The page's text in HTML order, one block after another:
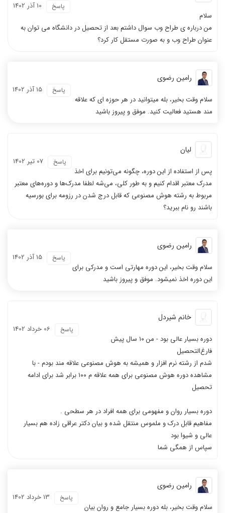
10 آذر 1402 پاسخ
سلام
من درباره ی طراح وب سوال داشتم بعد از تحصیل در دانشگاه می توان به
عنوان طراح وب و به صورت مستقل کار کرد؟
رامین رضوی
15 آذر 1402 پاسخ
سلام وقت بخیر، بله میتوانید در هر حوزه ای که علاقه
مند هستید فعالیت کنید. موفق و پیروز باشید
لیان
07 تیر 1402 پاسخ
پس از استفاده از این دوره، چگونه می‌تونیم برای اخذ
مدرک معتبر اقدام کنیم و به طور کلی، می‌شه لطفا مدرک‌ها و دوره‌های معتبر
مربوط به رشته هوش مصنوعی که قابل درج شدن در رزومه برای بورسیه
باشند رو نام ببرید؟
رامین رضوی
15 آذر 1402 پاسخ
سلام وقت بخیر، این دوره مهارتی است و مدرکی برای
این دوره اخذ نمیشود. موفق و پیروز باشید
خانم شیردل
06 خرداد 1402 پاسخ
دوره بسیار عالی بود - من ۱۰ سال پیش
فارغ‌التحصیل
شدم از رشته نرم افزار و همیشه به هوش مصنوعی علاقه مند بودم - با
مشاهده دوره هوش مصنوعی برای همه علاقه م ۱۰۰ برابر شد برای ادامه
تحصیل
دوره بسیار روان و مفهومی برای همه افراد در هر سطحی .
مفاهیم قابل درک و ملموس منتقل شده و بیان دکتر عراقی زاده هم بسیار
عالی و شیوا بود
سپاس از همگی شما
رامین رضوی
13 خرداد 1402 پاسخ
سلام وقت بخير، بله دوره بسيار جامع و روان بيان